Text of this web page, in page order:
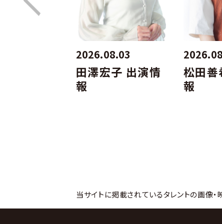
2026.08.03
田澤宏子 出演情
報
松田善
報
当サイトに掲載されているタレントの画像